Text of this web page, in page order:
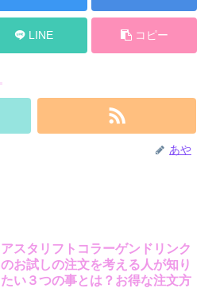
LINE コピー
あや
アスタリフトコラーゲンドリンク
のお試しの注文を考える人が知り
たい３つの事とは？お得な注文方